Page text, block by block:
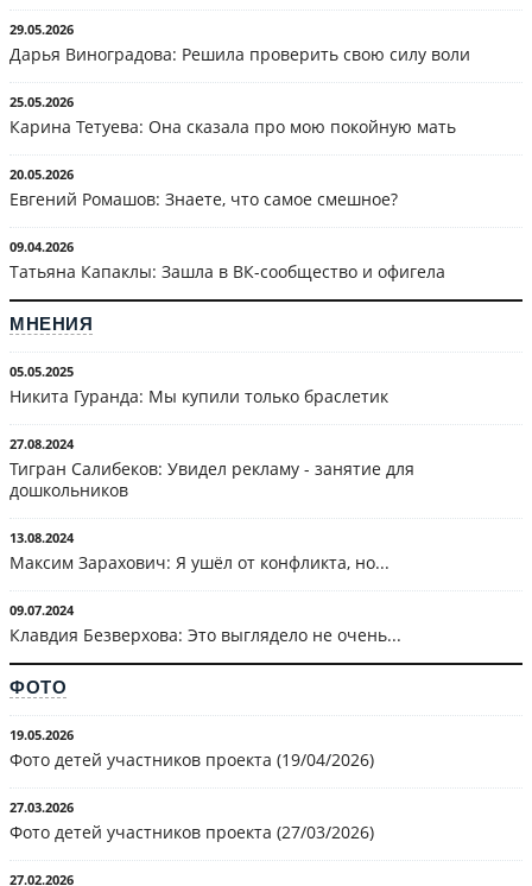
29.05.2026
Дарья Виноградова: Решила проверить свою силу воли
25.05.2026
Карина Тетуева: Она сказала про мою покойную мать
20.05.2026
Евгений Ромашов: Знаете, что самое смешное?
09.04.2026
Татьяна Капаклы: Зашла в ВК-сообщество и офигела
МНЕНИЯ
05.05.2025
Никита Гуранда: Мы купили только браслетик
27.08.2024
Тигран Салибеков: Увидел рекламу - занятие для
дошкольников
13.08.2024
Максим Зарахович: Я ушёл от конфликта, но...
09.07.2024
Клавдия Безверхова: Это выглядело не очень...
ФОТО
19.05.2026
Фото детей участников проекта (19/04/2026)
27.03.2026
Фото детей участников проекта (27/03/2026)
27.02.2026